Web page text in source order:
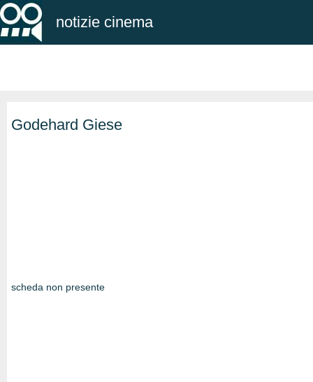
notizie cinema
Godehard Giese
scheda non presente